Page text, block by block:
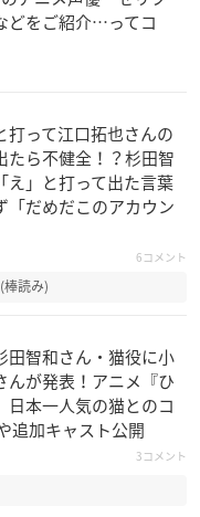
どをご紹介…ってコ
打って江口拓也さんの
たら不健全！？杉田智
え」と打って出た言葉
「だめだこのアカウン
6コメント
読み)
田智和さん・猫役に小
んが発表！アニメ『ひ
日本一人気の猫とのコ
追加キャスト公開
3コメント